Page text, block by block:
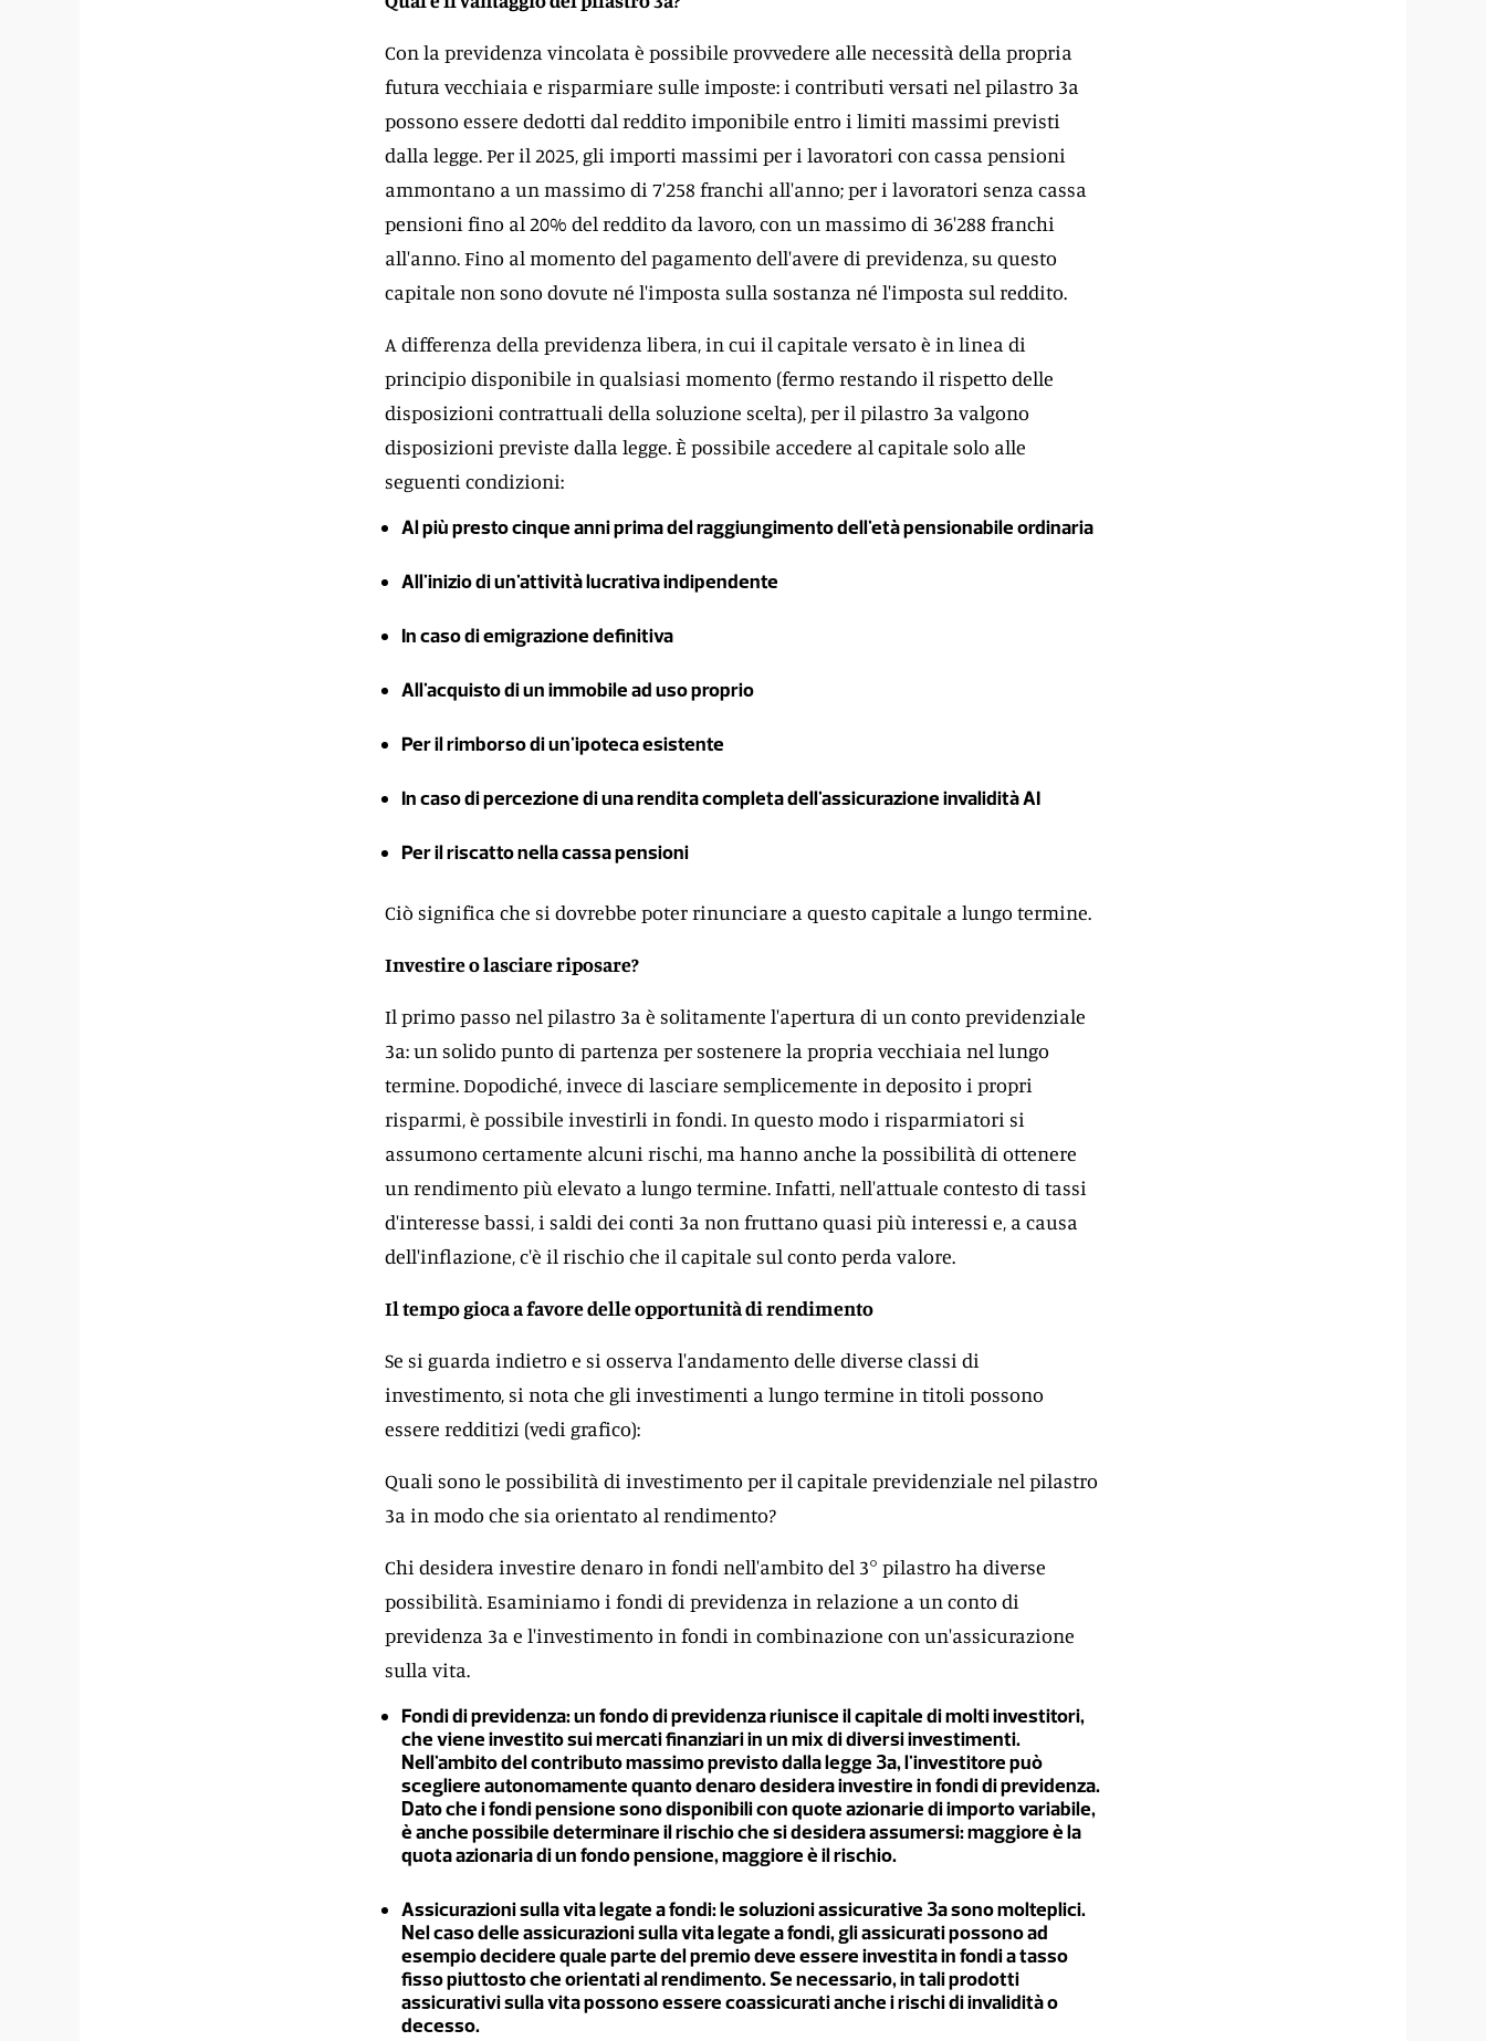
Con la previdenza vincolata è possibile provvedere alle necessità della propria
futura vecchiaia e risparmiare sulle imposte: i contributi versati nel pilastro 3a
possono essere dedotti dal reddito imponibile entro i limiti massimi previsti
dalla legge. Per il 2025, gli importi massimi per i lavoratori con cassa pensioni
ammontano a un massimo di 7'258 franchi all'anno; per i lavoratori senza cassa
pensioni fino al 20% del reddito da lavoro, con un massimo di 36'288 franchi
all'anno. Fino al momento del pagamento dell'avere di previdenza, su questo
capitale non sono dovute né l'imposta sulla sostanza né l'imposta sul reddito.
A differenza della previdenza libera, in cui il capitale versato è in linea di
principio disponibile in qualsiasi momento (fermo restando il rispetto delle
disposizioni contrattuali della soluzione scelta), per il pilastro 3a valgono
disposizioni previste dalla legge. È possibile accedere al capitale solo alle
seguenti condizioni:
Al più presto cinque anni prima del raggiungimento dell'età pensionabile ordinaria
All'inizio di un'attività lucrativa indipendente
In caso di emigrazione definitiva
All'acquisto di un immobile ad uso proprio
Per il rimborso di un'ipoteca esistente
In caso di percezione di una rendita completa dell'assicurazione invalidità AI
Per il riscatto nella cassa pensioni
Ciò significa che si dovrebbe poter rinunciare a questo capitale a lungo termine.
Investire o lasciare riposare?
Il primo passo nel pilastro 3a è solitamente l'apertura di un conto previdenziale
3a: un solido punto di partenza per sostenere la propria vecchiaia nel lungo
termine. Dopodiché, invece di lasciare semplicemente in deposito i propri
risparmi, è possibile investirli in fondi. In questo modo i risparmiatori si
assumono certamente alcuni rischi, ma hanno anche la possibilità di ottenere
un rendimento più elevato a lungo termine. Infatti, nell'attuale contesto di tassi
d'interesse bassi, i saldi dei conti 3a non fruttano quasi più interessi e, a causa
dell'inflazione, c'è il rischio che il capitale sul conto perda valore.
Il tempo gioca a favore delle opportunità di rendimento
Se si guarda indietro e si osserva l'andamento delle diverse classi di
investimento, si nota che gli investimenti a lungo termine in titoli possono
essere redditizi (vedi grafico):
Quali sono le possibilità di investimento per il capitale previdenziale nel pilastro
3a in modo che sia orientato al rendimento?
Chi desidera investire denaro in fondi nell'ambito del 3° pilastro ha diverse
possibilità. Esaminiamo i fondi di previdenza in relazione a un conto di
previdenza 3a e l'investimento in fondi in combinazione con un'assicurazione
sulla vita.
Fondi di previdenza: un fondo di previdenza riunisce il capitale di molti investitori,
che viene investito sui mercati finanziari in un mix di diversi investimenti.
Nell'ambito del contributo massimo previsto dalla legge 3a, l'investitore può
scegliere autonomamente quanto denaro desidera investire in fondi di previdenza.
Dato che i fondi pensione sono disponibili con quote azionarie di importo variabile,
è anche possibile determinare il rischio che si desidera assumersi: maggiore è la
quota azionaria di un fondo pensione, maggiore è il rischio.
Assicurazioni sulla vita legate a fondi: le soluzioni assicurative 3a sono molteplici.
Nel caso delle assicurazioni sulla vita legate a fondi, gli assicurati possono ad
esempio decidere quale parte del premio deve essere investita in fondi a tasso
fisso piuttosto che orientati al rendimento. Se necessario, in tali prodotti
assicurativi sulla vita possono essere coassicurati anche i rischi di invalidità o
decesso.